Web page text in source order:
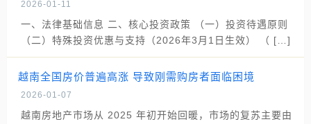
2026-01-11
一、法律基础信息 二、核心投资政策 （一）投资待遇原则
（二）特殊投资优惠与支持（2026年3月1日生效） （ […]
越南全国房价普遍高涨 导致刚需购房者面临困境
2026-01-07
越南房地产市场从 2025 年初开始回暖，市场的复苏主要由